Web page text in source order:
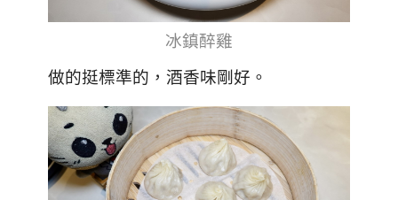
冰鎮醉雞
做的挺標準的，酒香味剛好。